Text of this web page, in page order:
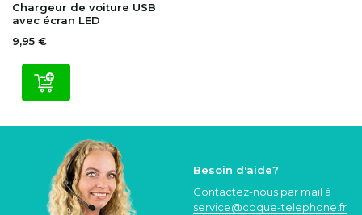
Chargeur de voiture USB
avec écran LED
9,95 €
Besoin d'aide?
Contactez-nous par mail à
service@coque-telephone.fr